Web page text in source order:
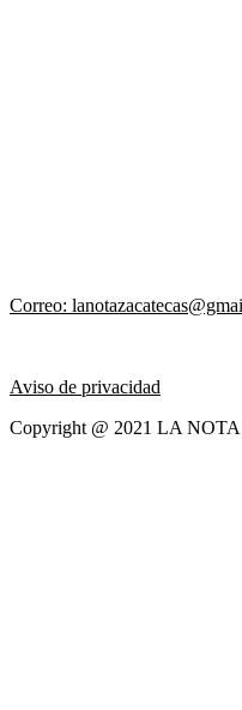
Correo:
Aviso de privacidad
Copyright @ 2021 LA